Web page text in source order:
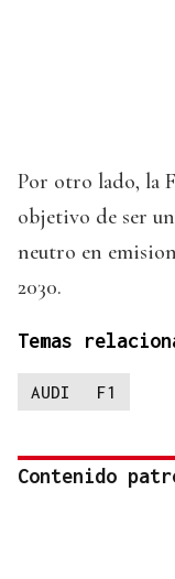
Por otro lado, la
objetivo de ser
neutro en
2030.
Temas
AUDI F1
Contenido